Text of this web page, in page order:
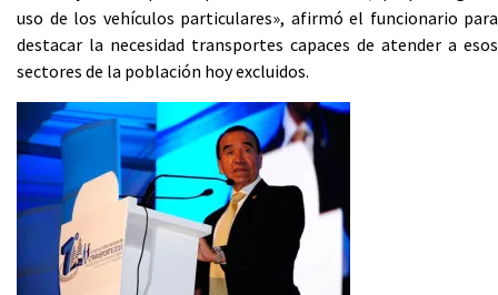
uso de los vehículos particulares», afirmó el funcionario para
destacar la necesidad transportes capaces de atender a esos
sectores de la población hoy excluidos.